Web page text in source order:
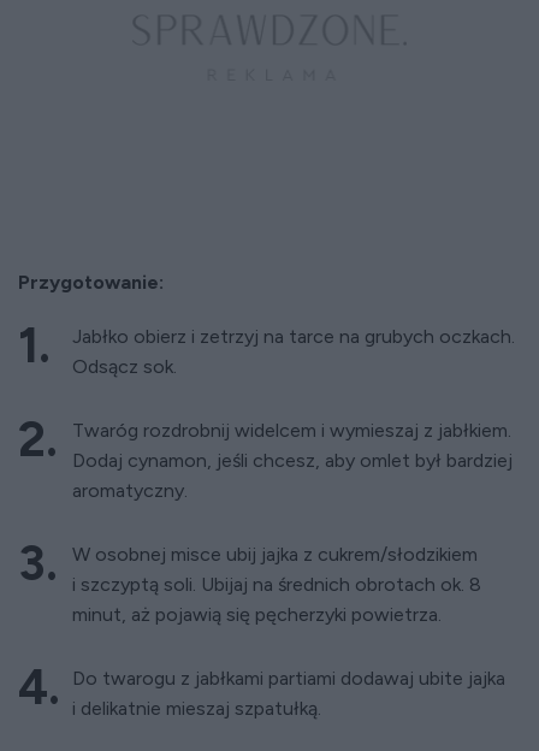
Przygotowanie:
Jabłko obierz i zetrzyj na tarce na grubych oczkach.
Odsącz sok.
Twaróg rozdrobnij widelcem i wymieszaj z jabłkiem.
Dodaj cynamon, jeśli chcesz, aby omlet był bardziej
aromatyczny.
W osobnej misce ubij jajka z cukrem/słodzikiem
i szczyptą soli. Ubijaj na średnich obrotach ok. 8
minut, aż pojawią się pęcherzyki powietrza.
Do twarogu z jabłkami partiami dodawaj ubite jajka
i delikatnie mieszaj szpatułką.